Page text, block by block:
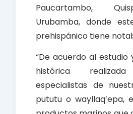
Paucartambo,
Urubamba, donde
prehispánico tiene
“De acuerdo al estudio
histórica
especialistas de
pututu o wayllaq’epa,